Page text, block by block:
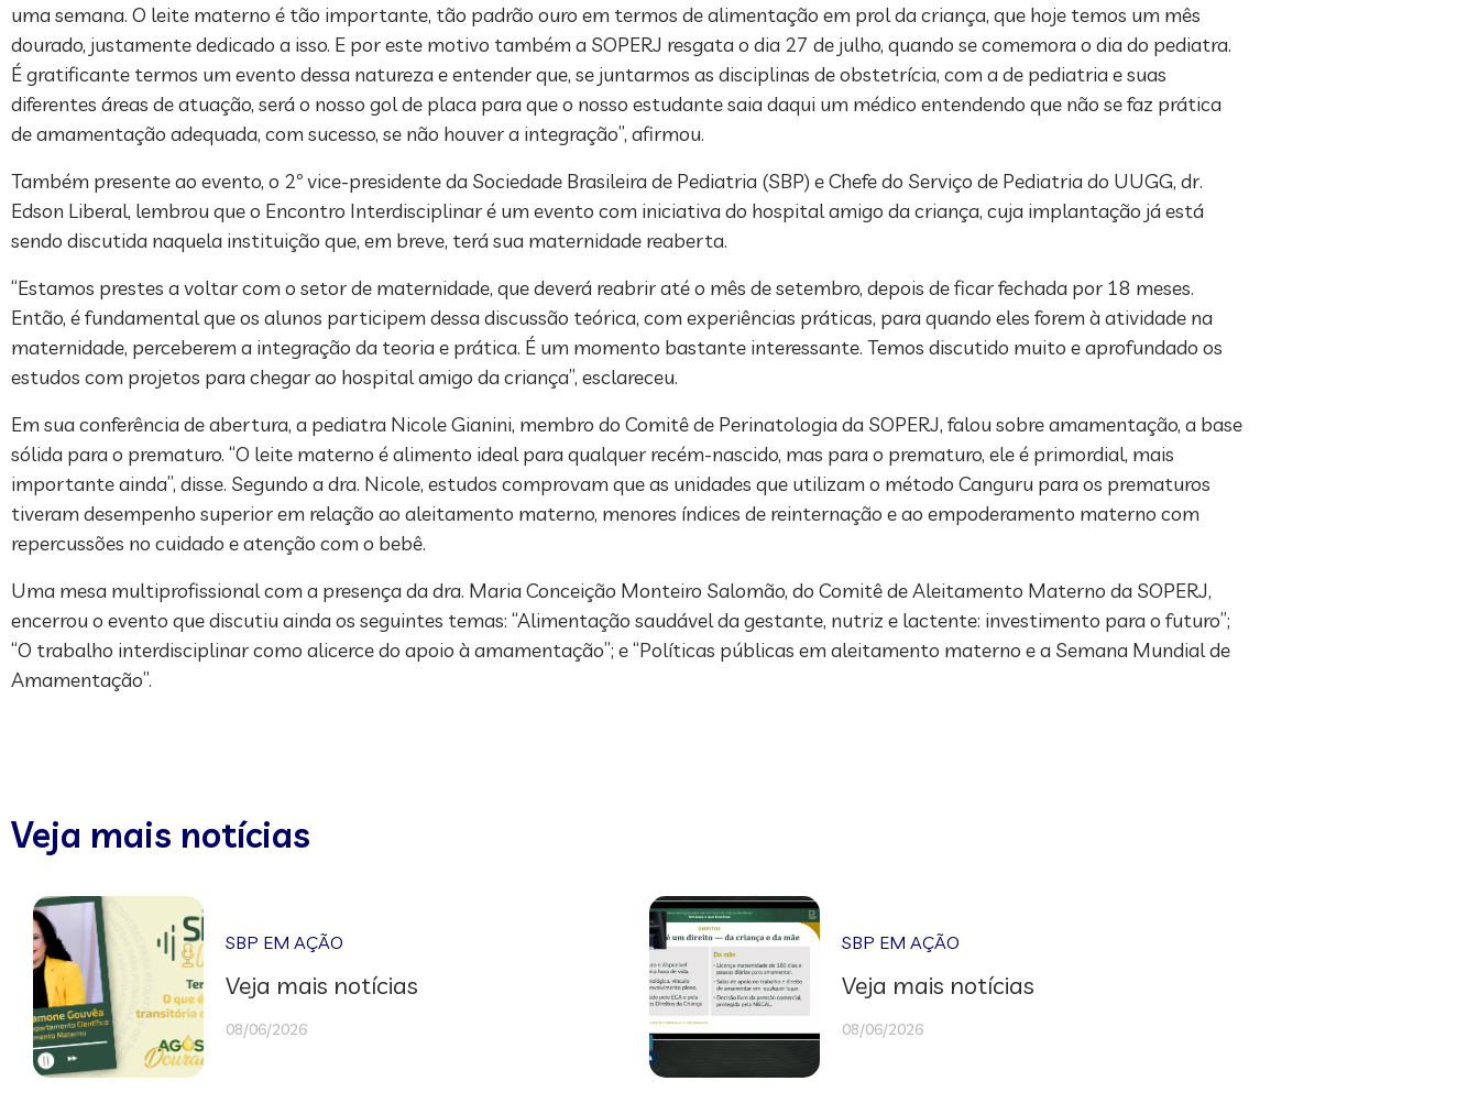
uma semana. O leite materno é tão importante, tão padrão ouro em termos de alimentação em prol da criança, que hoje temos um mês
dourado, justamente dedicado a isso. E por este motivo também a SOPERJ resgata o dia 27 de julho, quando se comemora o dia do pediatra.
É gratificante termos um evento dessa natureza e entender que, se juntarmos as disciplinas de obstetrícia, com a de pediatria e suas
diferentes áreas de atuação, será o nosso gol de placa para que o nosso estudante saia daqui um médico entendendo que não se faz prática
de amamentação adequada, com sucesso, se não houver a integração”, afirmou.
Também presente ao evento, o 2º vice-presidente da Sociedade Brasileira de Pediatria (SBP) e Chefe do Serviço de Pediatria do UUGG, dr.
Edson Liberal, lembrou que o Encontro Interdisciplinar é um evento com iniciativa do hospital amigo da criança, cuja implantação já está
sendo discutida naquela instituição que, em breve, terá sua maternidade reaberta.
“Estamos prestes a voltar com o setor de maternidade, que deverá reabrir até o mês de setembro, depois de ficar fechada por 18 meses.
Então, é fundamental que os alunos participem dessa discussão teórica, com experiências práticas, para quando eles forem à atividade na
maternidade, perceberem a integração da teoria e prática. É um momento bastante interessante. Temos discutido muito e aprofundado os
estudos com projetos para chegar ao hospital amigo da criança”, esclareceu.
Em sua conferência de abertura, a pediatra Nicole Gianini, membro do Comitê de Perinatologia da SOPERJ, falou sobre amamentação, a base
sólida para o prematuro. “O leite materno é alimento ideal para qualquer recém-nascido, mas para o prematuro, ele é primordial, mais
importante ainda”, disse. Segundo a dra. Nicole, estudos comprovam que as unidades que utilizam o método Canguru para os prematuros
tiveram desempenho superior em relação ao aleitamento materno, menores índices de reinternação e ao empoderamento materno com
repercussões no cuidado e atenção com o bebê.
Uma mesa multiprofissional com a presença da dra. Maria Conceição Monteiro Salomão, do Comitê de Aleitamento Materno da SOPERJ,
encerrou o evento que discutiu ainda os seguintes temas: “Alimentação saudável da gestante, nutriz e lactente: investimento para o futuro”;
“O trabalho interdisciplinar como alicerce do apoio à amamentação”; e “Políticas públicas em aleitamento materno e a Semana Mundial de
Amamentação”.
Veja mais notícias
SBP EM AÇÃO
Veja mais notícias
08/06/2026
SBP EM AÇÃO
Veja mais notícias
08/06/2026